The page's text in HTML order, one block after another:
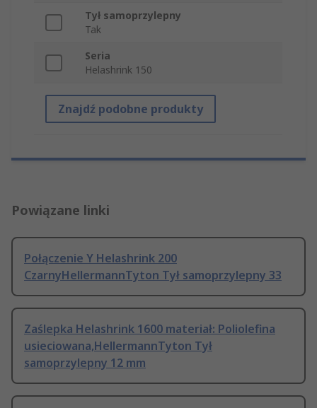
Tył samoprzylepny
Tak
Seria
Helashrink 150
Znajdź podobne produkty
Powiązane linki
Połączenie Y Helashrink 200
CzarnyHellermannTyton Tył samoprzylepny 33
Zaślepka Helashrink 1600 materiał: Poliolefina
usieciowana,HellermannTyton Tył
samoprzylepny 12 mm